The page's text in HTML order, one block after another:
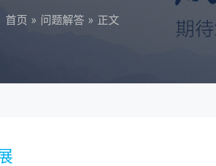
首页 » 问题解答 » 正文